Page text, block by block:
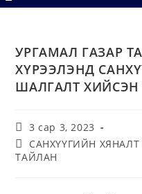
УРГАМАЛ ГАЗАР
ХҮРЭЭЛЭНД
ШАЛГАЛТ ХИЙСЭН
3 сар 3, 2023
САНХҮҮГИЙН
ТАЙЛАН